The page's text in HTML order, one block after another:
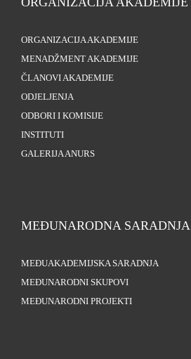
ORGANIZACIJA AKADEMIJE
MENADŽMENT AKADEMIJE
ČLANOVI AKADEMIJE
ODJELJENJA
ODBORI I KOMISIJE
INSTITUTI
GALERIJA ANURS
MEĐUNARODNA SARADNJA
MEĐUAKADEMIJSKA SARADNJA
MEĐUNARODNI SKUPOVI
MEĐUNARODNI PROJEKTI